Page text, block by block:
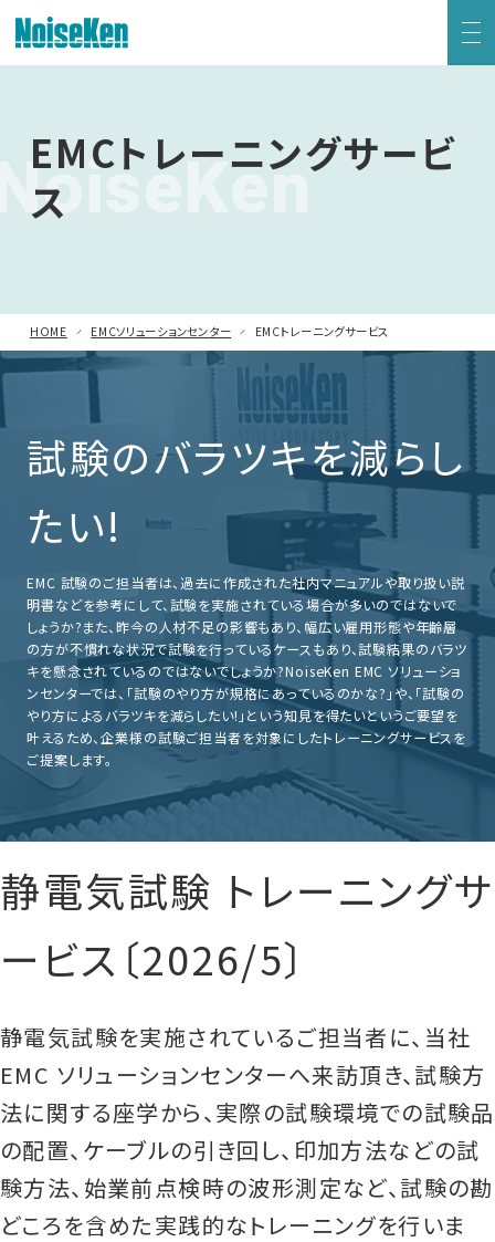
サポートデスク
HOME
EMCトレーニングサービ
ス
HOME EMCソリューションセンター EMCトレーニングサービス
試験のバラツキを減らし
たい!
EMC 試験のご担当者は、過去に作成された社内マニュアルや取り扱い説
明書などを参考にして、試験を実施されている場合が多いのではないで
しょうか?また、昨今の人材不足の影響もあり、幅広い雇用形態や年齢層
の方が不慣れな状況で試験を行っているケースもあり、試験結果のバラツ
キを懸念されているのではないでしょうか?NoiseKen EMC ソリューショ
ンセンターでは、「試験のやり方が規格にあっているのかな?」や、「試験の
やり方によるバラツキを減らしたい!」という知見を得たいというご要望を
叶えるため、企業様の試験ご担当者を対象にしたトレーニングサービスを
ご提案します。
静電気試験 トレーニングサ
ービス〔2026/5〕
静電気試験を実施されているご担当者に、当社
EMC ソリューションセンターへ来訪頂き、試験方
法に関する座学から、実際の試験環境での試験品
の配置、ケーブルの引き回し、印加方法などの試
験方法、始業前点検時の波形測定など、試験の勘
どころを含めた実践的なトレーニングを行いま
雷サージ試験器
電源電圧変動試験器・その他試験器
車載用EMC試験器
その他